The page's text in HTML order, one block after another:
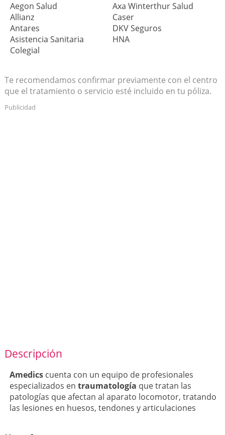
Aegon Salud
Allianz
Antares
Asistencia Sanitaria
Colegial
Axa Winterthur Salud
Caser
DKV Seguros
HNA
Te recomendamos confirmar previamente con el centro
que el tratamiento o servicio esté incluido en tu póliza.
Publicidad
Descripción
Amedicscuenta con un equipo de profesionales
especializados en traumatología que tratan las
patologías que afectan al aparato locomotor, tratando
las lesiones en huesos, tendones y articulaciones